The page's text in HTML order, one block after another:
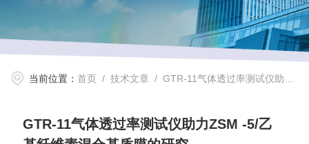
当前位置：首页 /技术文章 / GTR-11气体透过率测试仪助力ZSM -5/乙基纤维素混合基质膜的研究
GTR-11气体透过率测试仪助力ZSM -5/乙